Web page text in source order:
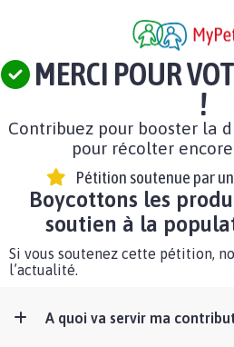
MERCI POUR
!
Contribuez pour booster la
pour récolter
Pétition soutenue par un
Boycottons les
soutien à la
Si vous soutenez cette pétition,
l’actualité.
A quoi va servir ma